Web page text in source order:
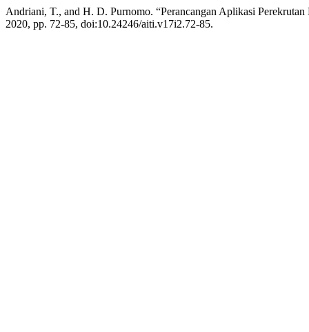
Andriani, T., and H. D. Purnomo. “Perancangan Aplikasi
2020, pp. 72-85, doi:10.24246/aiti.v17i2.72-85.